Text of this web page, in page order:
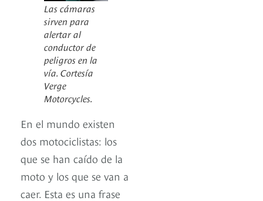
Las cámaras
sirven para
alertar al
conductor de
peligros en la
vía. Cortesía
Verge
Motorcycles.
En el mundo existen
dos motociclistas: los
que se han caído de la
moto y los que se van a
caer. Esta es una frase